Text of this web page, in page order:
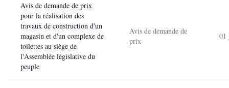
Avis de demande de prix
pour la réalisation des
travaux de construction d'un
magasin et d'un complexe de
toilettes au siège de
l'Assemblée législative du
peuple
Avis de demande de
prix
01